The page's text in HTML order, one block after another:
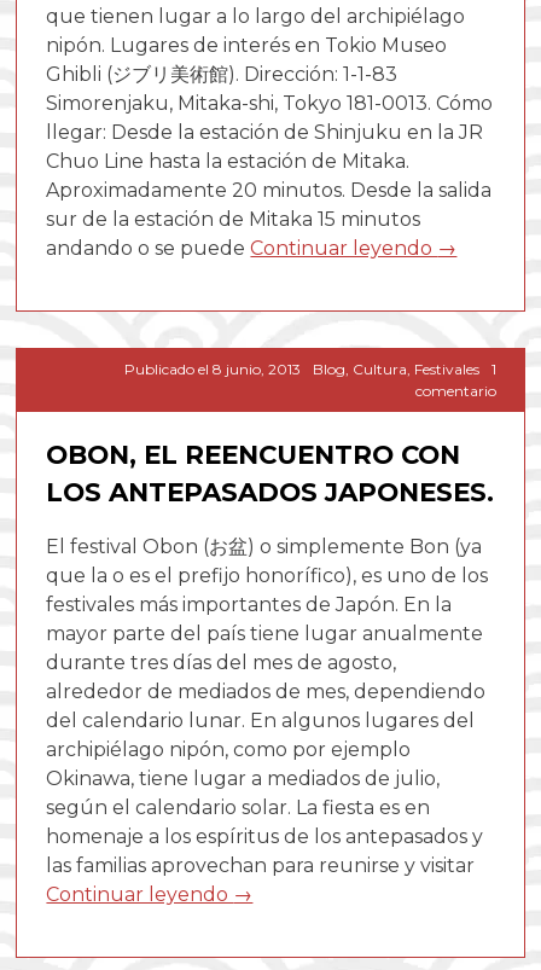
que tienen lugar a lo largo del archipiélago
nipón. Lugares de interés en Tokio Museo
Ghibli (ジブリ美術館). Dirección: 1-1-83
Simorenjaku, Mitaka-shi, Tokyo 181-0013. Cómo
llegar: Desde la estación de Shinjuku en la JR
Chuo Line hasta la estación de Mitaka.
Aproximadamente 20 minutos. Desde la salida
sur de la estación de Mitaka 15 minutos
andando o se puedeContinuar leyendo →
Publicado el 8 junio, 2013 Blog Cultura Festivales
1
comentarioen
Obon,
OBON, EL REENCUENTRO CON
LOS ANTEPASADOS JAPONESES.
El festival Obon (お盆) o simplemente Bon (ya
que la o es el prefijo honorífico), es uno de los
festivales más importantes de Japón. En la
mayor parte del país tiene lugar anualmente
durante tres días del mes de agosto,
alrededor de mediados de mes, dependiendo
del calendario lunar. En algunos lugares del
archipiélago nipón, como por ejemplo
Okinawa, tiene lugar a mediados de julio,
según el calendario solar. La fiesta es en
homenaje a los espíritus de los antepasados y
las familias aprovechan para reunirse y visitar
Continuar leyendo →